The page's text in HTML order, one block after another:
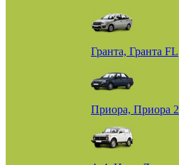
Гранта, Гранта FL
Приора, Приора 2